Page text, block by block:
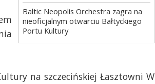
Baltic Neopolis Orchestra zagra na
nieoficjalnym otwarciu Bałtyckiego
Portu Kultury
na szczecińskiej Łasztowni W